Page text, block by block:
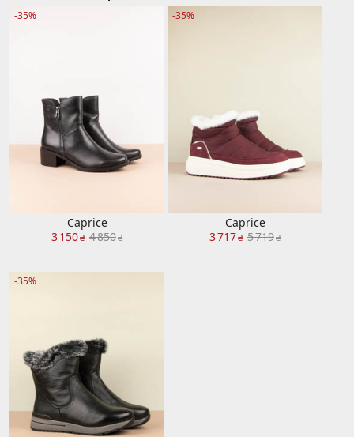
-35%
Caprice
3 150₴ 4 850₴
-35%
Caprice
3 717₴ 5 719₴
-35%